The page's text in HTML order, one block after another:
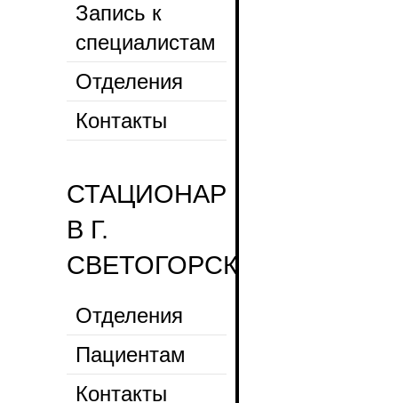
Запись к
специалистам
Отделения
Контакты
СТАЦИОНАР
В Г.
СВЕТОГОРСК
Отделения
Пациентам
Контакты